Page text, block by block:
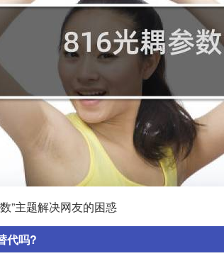
”主题解决网友的困惑
代吗?